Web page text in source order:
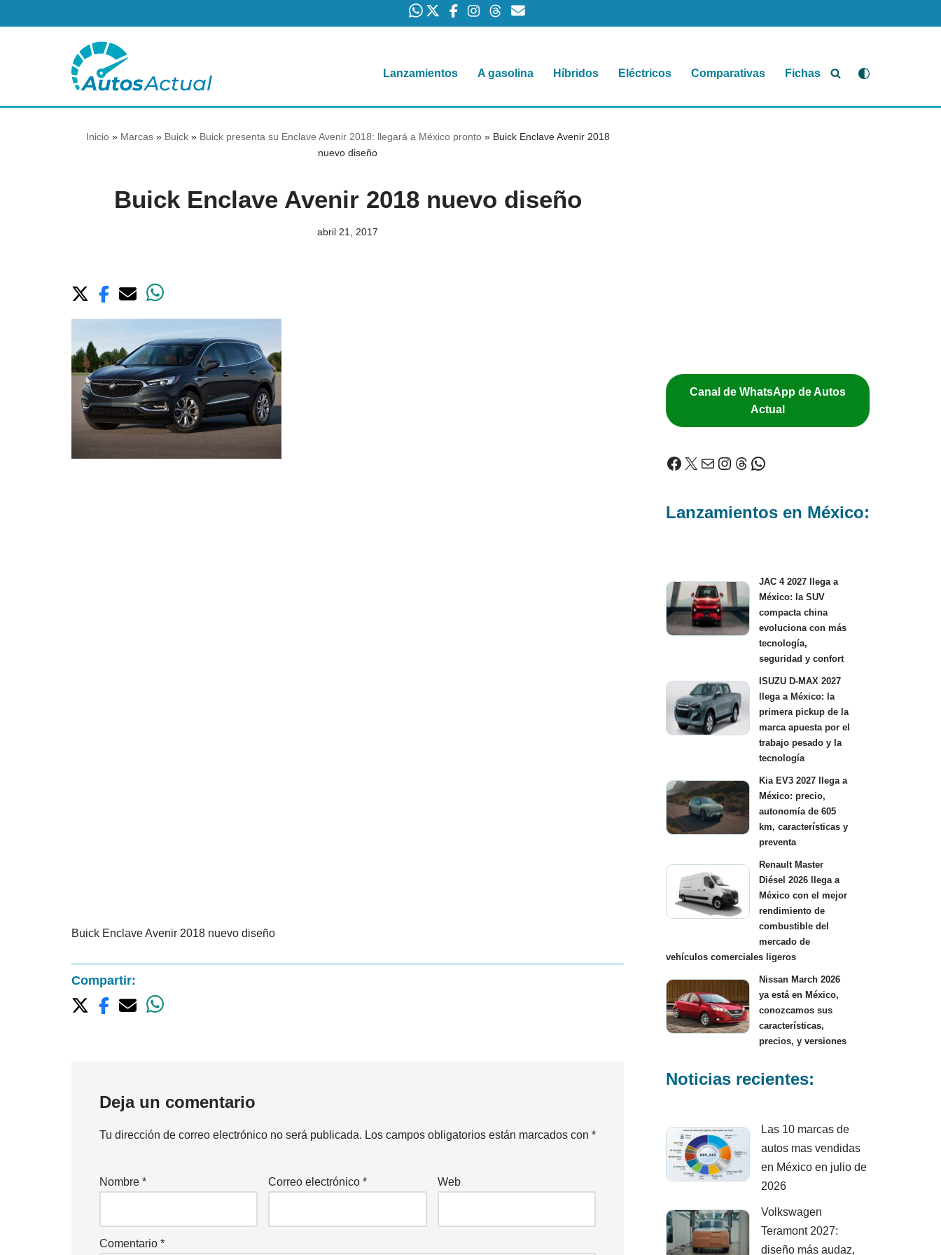
contenido
Lanzamientos A gasolina Híbridos Eléctricos Comparativas Fichas
Inicio» Marcas» Buick» Buick presenta su Enclave Avenir 2018: llegará a México pronto» Buick Enclave Avenir 2018
nuevo diseño
Buick Enclave Avenir 2018 nuevo diseño
abril 21, 2017
Buick Enclave Avenir 2018 nuevo diseño
Compartir:
Deja un comentario
Tu dirección de correo electrónico no será publicada. Los campos obligatorios están marcados con *
Nombre * Correo electrónico* Web
Comentario *
Canal de WhatsApp de Autos
Actual
Lanzamientos en México:
JAC 4 2027 llega a
México: la SUV
compacta china
evoluciona con más
tecnología,
seguridad y confort
ISUZU D-MAX 2027
llega a México: la
primera pickup de la
marca apuesta por el
trabajo pesado y la
tecnología
Kia EV3 2027 llega a
México: precio,
autonomía de 605
km, características y
preventa
Renault Master
Diésel 2026 llega a
México con el mejor
rendimiento de
combustible del
mercado de
vehículos comerciales ligeros
Nissan March 2026
ya está en México,
conozcamos sus
características,
precios, y versiones
Noticias recientes:
Las 10 marcas de
autos mas vendidas
en México en julio de
2026
Volkswagen
Teramont 2027:
diseño más audaz,